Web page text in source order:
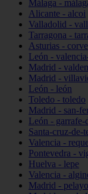
Málaga -
Alicante - alcoi
Valladolid -
Tarragona -
Asturias -
León -
Madrid -
Madrid -
León - león
Toledo - toledo
Madrid - san-
León - garrafe-
Santa-cruz-de-
Valencia -
Pontevedra -
Huelva - lepe
Valencia -
Madrid -